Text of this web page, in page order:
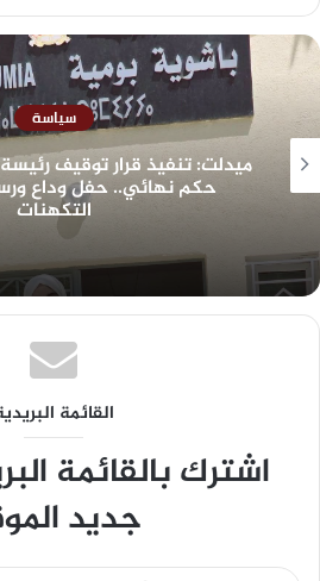
سياسة
ميدلت: تنفيذ قرار توقيف
حكم نهائي.. حفل وداع
التكهنات
القائمة
اشترك بالقائمة
جديد